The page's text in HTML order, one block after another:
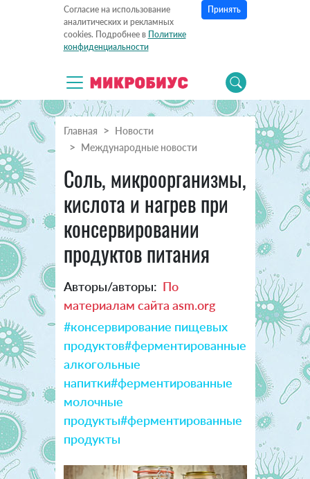
Согласие на использование
аналитических и рекламных
cookies. Подробнее в Политике
конфиденциальности
Принять
Главная
Новости
Международные новости
Соль, микроорганизмы,
кислота и нагрев при
консервировании
продуктов питания
Авторы/авторы: По
материалам сайта asm.org
#консервирование пищевых
продуктов#ферментированные
алкогольные
напитки#ферментированные
молочные
продукты#ферментированные
продукты